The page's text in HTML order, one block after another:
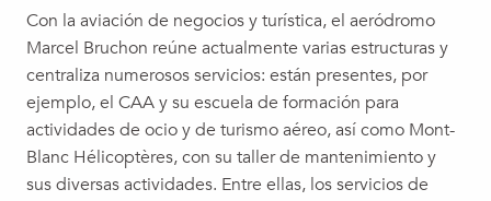
Con la aviación de negocios y turística, el aeródromo
Marcel Bruchon reúne actualmente varias estructuras y
centraliza numerosos servicios: están presentes, por
ejemplo, el CAA y su escuela de formación para
actividades de ocio y de turismo aéreo, así como Mont-
Blanc Hélicoptères, con su taller de mantenimiento y
sus diversas actividades. Entre ellas, los servicios de